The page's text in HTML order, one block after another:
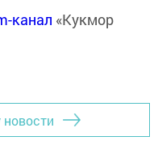
канал «Кукмор
новости